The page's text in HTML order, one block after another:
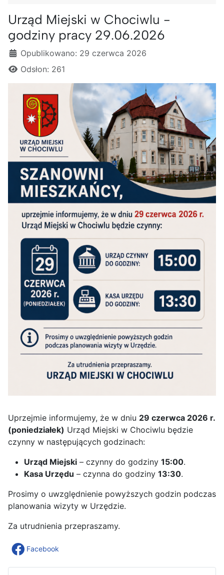
Urząd Miejski w Chociwlu -
godziny pracy 29.06.2026
Szczegóły
Opublikowano: 29 czerwca 2026
Odsłon: 261
Uprzejmie informujemy, że w dniu 29 czerwca 2026 r.
(poniedziałek) Urząd Miejski w Chociwlu będzie
czynny w następujących godzinach:
Urząd Miejski – czynny do godziny 15:00.
Kasa Urzędu – czynna do godziny 13:30.
Prosimy o uwzględnienie powyższych godzin podczas
planowania wizyty w Urzędzie.
Za utrudnienia przepraszamy.
Facebook